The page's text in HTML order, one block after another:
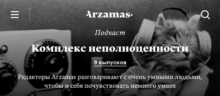
Подкаст
Комплекс неполноценности
9 выпусков
Редакторы Arzamas разговаривают с очень умными людьми,
чтобы и себя почувствовать немного умнее